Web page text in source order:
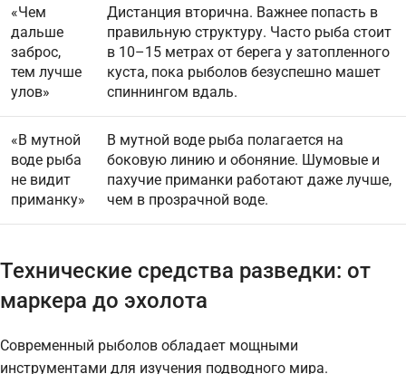
«Чем
дальше
заброс,
тем лучше
улов»
Дистанция вторична. Важнее попасть в
правильную структуру. Часто рыба стоит
в 10–15 метрах от берега у затопленного
куста, пока рыболов безуспешно машет
спиннингом вдаль.
«В мутной
воде рыба
не видит
приманку»
В мутной воде рыба полагается на
боковую линию и обоняние. Шумовые и
пахучие приманки работают даже лучше,
чем в прозрачной воде.
Технические средства разведки: от
маркера до эхолота
Современный рыболов обладает мощными
инструментами для изучения подводного мира.